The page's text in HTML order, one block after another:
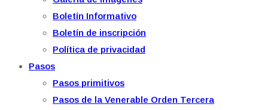
Boletín Informativo
Boletín de inscripción
Política de privacidad
Pasos
Pasos primitivos
Pasos de la Venerable Orden Tercera